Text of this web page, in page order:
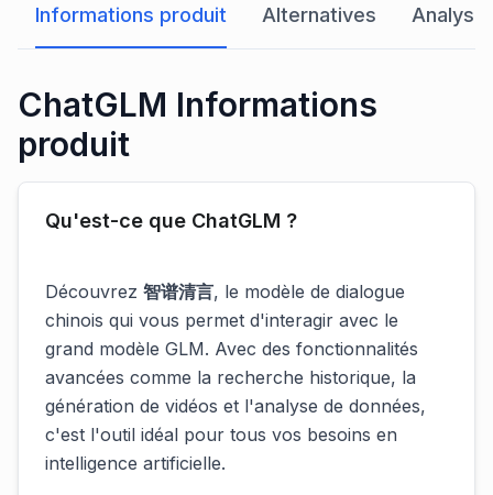
Informations produit Alternatives
ChatGLM Informations
produit
Qu'est-ce que ChatGLM ?
Découvrez 智谱清言, le modèle de dialogue
chinois qui vous permet d'interagir avec le
grand modèle GLM. Avec des fonctionnalités
avancées comme la recherche historique, la
génération de vidéos et l'analyse de données,
c'est l'outil idéal pour tous vos besoins en
intelligence artificielle.